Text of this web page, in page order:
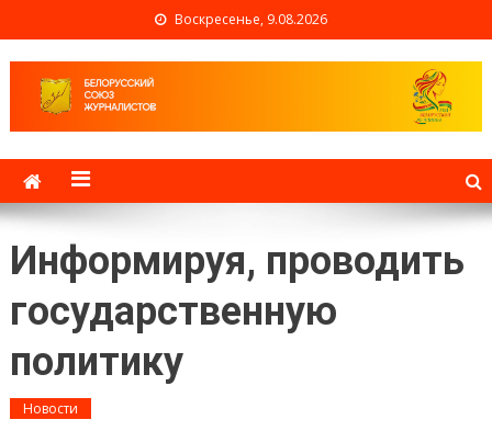
Воскресенье, 9.08.2026
Белорусский союз
журналистов
Информируя, проводить
государственную
политику
Новости